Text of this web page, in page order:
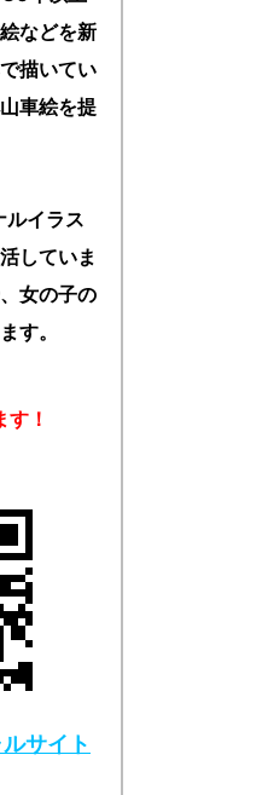
などを新
描いてい
車絵を提
ルイラス
していま
女の子の
す。
！
サイト